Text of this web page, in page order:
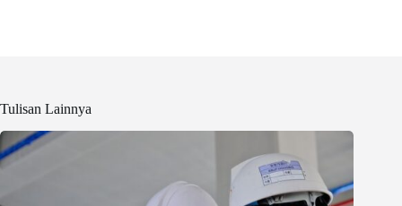
Tulisan Lainnya